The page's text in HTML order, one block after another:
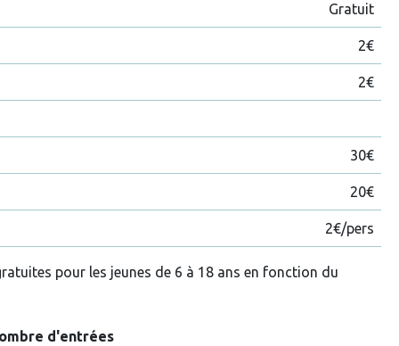
Gratuit
2€
2€
30€
20€
2€/pers
pour les jeunes de 6 à 18 ans en fonction du
d'entrées